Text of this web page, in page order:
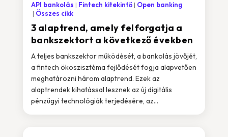
3 alaptrend, amely felforgatja a
bankszektort a következő években
API bankolás Fintech kitekintő
Open banking
Összes cikk
A teljes bankszektor működését, a bankolás jövőjét,
a fintech ökoszisztéma fejlődését fogja alapvetően
meghatározni három alaptrend. Ezek az
alaptrendek kihatással lesznek az új digitális
pénzügyi technológiák terjedésére, az...